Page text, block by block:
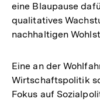
eine Blaupause
qualitatives
nachhaltigen
Eine an der
Wirtschaftspolitik
Fokus auf